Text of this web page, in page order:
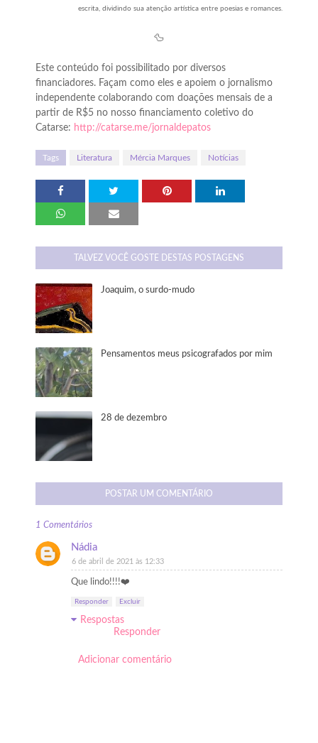
escrita, dividindo sua atenção artística entre poesias e romances.
🦆
Este conteúdo foi possibilitado por diversos
financiadores. Façam como eles e apoiem o jornalismo
independente colaborando com doações mensais de a
partir de R$5 no nosso financiamento coletivo do
Catarse: http://catarse.me/jornaldepatos
Tags Literatura Mércia Marques Notícias
TALVEZ VOCÊ GOSTE DESTAS POSTAGENS
Joaquim, o surdo-mudo
Pensamentos meus psicografados por mim
28 de dezembro
POSTAR UM COMENTÁRIO
1 Comentários
Nádia
6 de abril de 2021 às 12:33
Que lindo!!!!❤️
Responder Excluir
Respostas
Responder
Adicionar comentário